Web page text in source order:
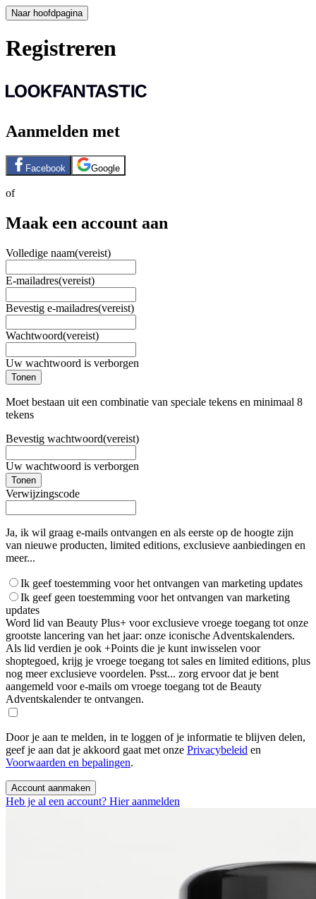
Naar hoofdpagina
Registreren
Aanmelden met
Facebook Google
of
Maak een account aan
Volledige naam(vereist)
E-mailadres(vereist)
Bevestig e-mailadres(vereist)
Wachtwoord(vereist)
Uw wachtwoord is verborgen
Tonen
Moet bestaan uit een combinatie van speciale tekens en minimaal 8
tekens
Bevestig wachtwoord(vereist)
Uw wachtwoord is verborgen
Tonen
Verwijzingscode
Ja, ik wil graag e-mails ontvangen en als eerste op de hoogte zijn
van nieuwe producten, limited editions, exclusieve aanbiedingen en
meer...
Ik geef toestemming voor het ontvangen van marketing updates
Ik geef geen toestemming voor het ontvangen van marketing
updates
Word lid van Beauty Plus+ voor exclusieve vroege toegang tot onze
grootste lancering van het jaar: onze iconische Adventskalenders.
Als lid verdien je ook +Points die je kunt inwisselen voor
shoptegoed, krijg je vroege toegang tot sales en limited editions, plus
nog meer exclusieve voordelen. Psst... zorg ervoor dat je bent
aangemeld voor e-mails om vroege toegang tot de Beauty
Adventskalender te ontvangen.
Door je aan te melden, in te loggen of je informatie te blijven delen,
geef je aan dat je akkoord gaat met onze Privacybeleid en
Voorwaarden en bepalingen.
Account aanmaken
Heb je al een account? Hier aanmelden